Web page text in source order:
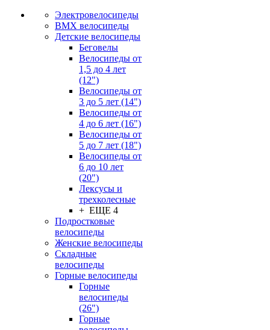
Электровелосипеды
BMX велосипеды
Детские велосипеды
Беговелы
Велосипеды от
1,5 до 4 лет
(12")
Велосипеды от
3 до 5 лет (14")
Велосипеды от
4 до 6 лет (16")
Велосипеды от
5 до 7 лет (18")
Велосипеды от
6 до 10 лет
(20")
Лексусы и
трехколесные
+ ЕЩЕ 4
Подростковые
велосипеды
Женские велосипеды
Складные
велосипеды
Горные велосипеды
Горные
велосипеды
(26")
Горные